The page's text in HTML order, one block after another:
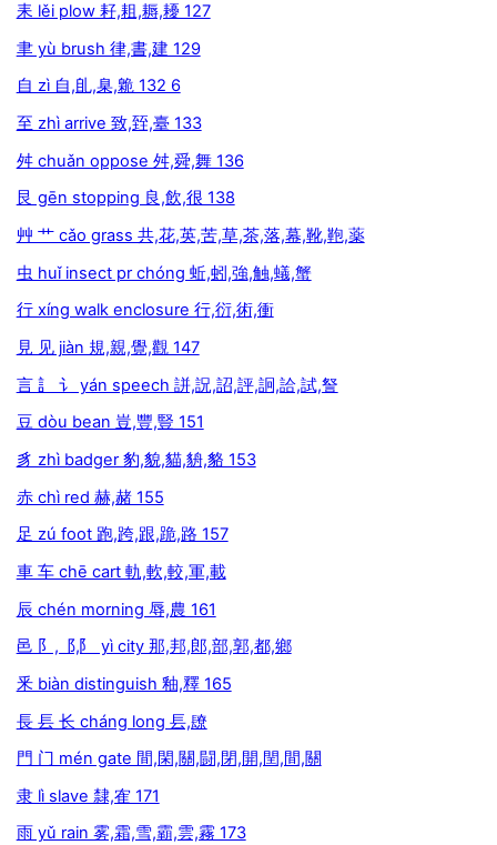
耒 lěi plow 耔,耝,耨,耰 127
聿 yù brush 律,書,建 129
自 zì 自,臫,臬,臲 132 6
至 zhì arrive 致,臸,臺 133
舛 chuǎn oppose 舛,舜,舞 136
艮 gēn stopping 良,飲,很 138
艸 艹 cǎo grass 共,花,英,苦,草,茶,落,幕,靴,鞄,薬
虫 huǐ insect pr chóng 蚯,蚓,強,触,蟻,蟹
行 xíng walk enclosure 行,衍,術,衝
見 见 jiàn 規,親,覺,觀 147
言 訁 讠 yán speech 誁,詋,詔,評,詗,詥,試,詧
豆 dòu bean 豈,豐,豎 151
豸 zhì badger 豹,貌,貓,貈,貉 153
赤 chì red 赫,赭 155
足 zú foot 跑,跨,跟,跪,路 157
車 车 chē cart 軌,軟,較,軍,載
辰 chén morning 辱,農 161
邑 阝,⻏,⻖ yì city 那,邦,郎,部,郭,都,鄉
釆 biàn distinguish 釉,釋 165
長 镸 长 cháng long 镸,镽
門 门 mén gate 間,閑,關,闘,閉,開,閏,間,關
隶 lì slave 隸,隺 171
雨 yǔ rain 雾,霜,雪,霸,雲,霧 173